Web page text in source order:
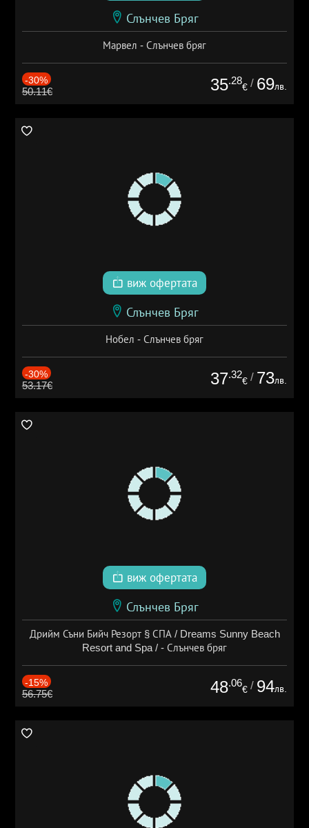
Слънчев Бряг
Марвел - Слънчев бряг
-30%
50.11€ 35.28
€ / 69лв.
виж офертата
Слънчев Бряг
Нобел - Слънчев бряг
-30%
53.17€ 37.32
€ / 73лв.
виж офертата
Слънчев Бряг
Дрийм Съни Бийч Резорт § СПА / Dreams Sunny Beach
Resort and Spa / - Слънчев бряг
-15%
56.75€ 48.06
€ / 94лв.